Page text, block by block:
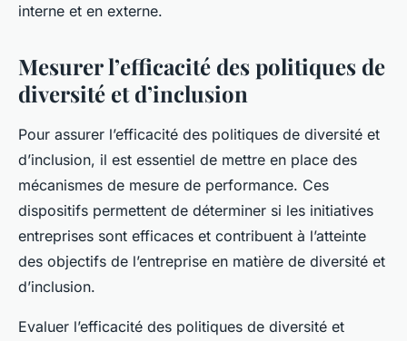
interne et en externe.
Mesurer l’efficacité des politiques de
diversité et d’inclusion
Pour assurer l’efficacité des politiques de diversité et
d’inclusion, il est essentiel de mettre en place des
mécanismes de mesure de performance. Ces
dispositifs permettent de déterminer si les initiatives
entreprises sont efficaces et contribuent à l’atteinte
des objectifs de l’entreprise en matière de diversité et
d’inclusion.
Evaluer l’efficacité des politiques de diversité et